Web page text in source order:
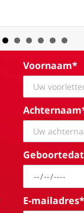
Voornaam*
E-mailadres*